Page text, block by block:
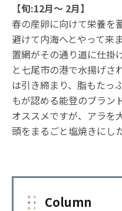
【旬:12月〜 2月】
春の産卵に向けて栄養を
避けて内海へとやって来
置網がその通り道に仕掛
と七尾市の港で水揚げさ
は引き締まり、脂もたっ
もが認める能登のブラン
オススメですが、アラを
頭をまるごと塩焼きにし
Column